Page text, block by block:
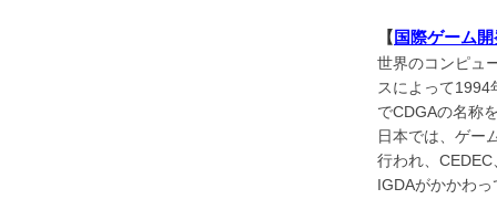
【国際ゲーム
世界のコンピュ
スによって1994
でCDGAの名称
日本では、ゲー
行われ、
IGDAがかかわ